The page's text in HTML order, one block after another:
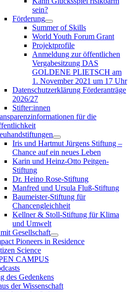
sein?
Förderung
Summer of Skills
World Youth Forum Grant
Projektprofile
Anmeldung zur öffentlichen
Vergabesitzung DAS
GOLDENE PLIETSCH am
1. November 2021 um 17 Uhr
Datenschutzerklärung Förderanträge
2026/27
Stifter:innen
für die
Iris und Hartmut Jürgens Stiftung –
Chance auf ein neues Leben
Karin und Heinz-Otto Peitgen-
Stiftung
Dr. Heino Rose-Stiftung
Manfred und Ursula Fluß-Stiftung
Baumeister-Stiftung für
Chancengleichheit
Kellner & Stoll-Stiftung für Klima
und Umwelt
Gesellschaft
Pioneers in Residence
Science
CAMPUS
des Gedenkens
der Wissenschaft